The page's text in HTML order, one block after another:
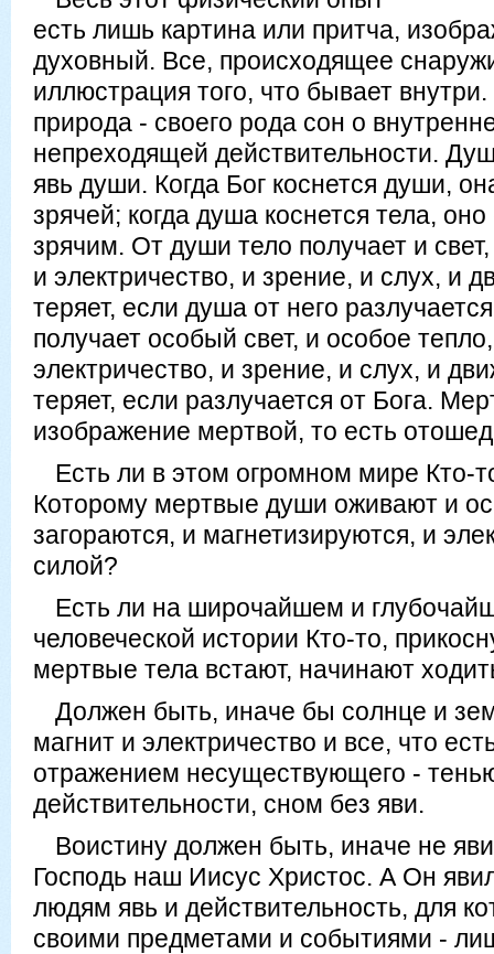
есть лишь картина или притча,
духовный. Все, происходящее
иллюстрация того, что бывает
природа - своего рода сон о
непреходящей действительности.
явь души. Когда Бог коснется души,
зрячей; когда душа коснется тела,
зрячим. От души тело получает и
и электричество, и зрение, и слух, и
теряет, если душа от него
получает особый свет, и особое
электричество, и зрение, и слух, и
теряет, если разлучается от Бога.
изображение мертвой, то есть
Есть ли в этом огромном мире Кто-
Которому мертвые души оживают и
загораются, и магнетизируются, и
силой?
Есть ли на широчайшем и
человеческой истории Кто-то,
мертвые тела встают, начинают
Должен быть, иначе бы солнце и
магнит и электричество и все, что
отражением несуществующего -
действительности, сном без яви.
Воистину должен быть, иначе не
Господь наш Иисус Христос. А Он
людям явь и действительность, для
своими предметами и событиями -